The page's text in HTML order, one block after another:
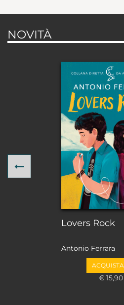
NOVITÀ
Lovers Rock
Antonio Ferrara
ACQUISTA
€ 15,90
Previous